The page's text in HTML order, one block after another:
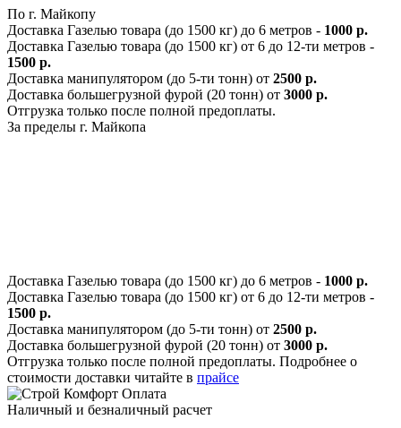
По г. Майкопу
Доставка Газелью товара (до 1500 кг) до 6 метров - 1000 р.
Доставка Газелью товара (до 1500 кг) от 6 до 12-ти метров -
1500 р.
Доставка манипулятором (до 5-ти тонн) от 2500 р.
Доставка большегрузной фурой (20 тонн) от 3000 р.
Отгрузка только после полной предоплаты.
За пределы г. Майкопа
Доставка Газелью товара (до 1500 кг) до 6 метров - 1000 р.
Доставка Газелью товара (до 1500 кг) от 6 до 12-ти метров -
1500 р.
Доставка манипулятором (до 5-ти тонн) от 2500 р.
Доставка большегрузной фурой (20 тонн) от 3000 р.
Отгрузка только после полной предоплаты. Подробнее о
стоимости доставки читайте в прайсе
Оплата
Наличный и безналичный расчет